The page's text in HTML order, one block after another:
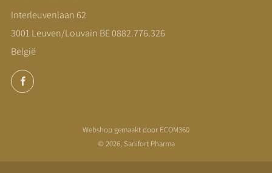
Interleuvenlaan 62
3001 Leuven/Louvain BE 0882.776.326
België
Facebook
Webshop gemaakt door ECOM360
© 2026, Sanifort Pharma